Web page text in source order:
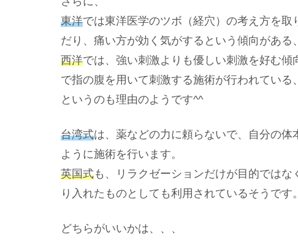
東洋では東洋医学のツボ（経穴）の考え方を
だり、痛い方が効く気がするという傾向がある
西洋では、強い刺激よりも優しい刺激を好む
で指の腹を用いて刺激する施術が行われている
というのも理由のようです^^
台湾式は、薬などの力に頼らないで、自分の
ように施術を行います。
英国式も、リラクゼーションだけが目的では
り入れたものとしても利用されているそうです。
どちらがいいかは、、、